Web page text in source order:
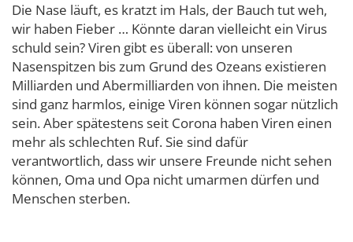
Die Nase läuft, es kratzt im Hals, der Bauch tut weh,
wir haben Fieber … Könnte daran vielleicht ein Virus
schuld sein? Viren gibt es überall: von unseren
Nasenspitzen bis zum Grund des Ozeans existieren
Milliarden und Abermilliarden von ihnen. Die meisten
sind ganz harmlos, einige Viren können sogar nützlich
sein. Aber spätestens seit Corona haben Viren einen
mehr als schlechten Ruf. Sie sind dafür
verantwortlich, dass wir unsere Freunde nicht sehen
können, Oma und Opa nicht umarmen dürfen und
Menschen sterben.